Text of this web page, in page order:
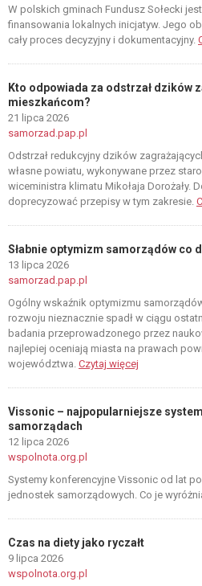
W polskich gminach Fundusz Sołecki
finansowania lokalnych inicjatyw. Jego
cały proces decyzyjny i dokumentacyjny.
Kto odpowiada za odstrzał dzików
mieszkańcom?
21 lipca 2026
samorzad.pap.pl
Odstrzał redukcyjny dzików
własne powiatu, wykonywane przez
wiceministra klimatu Mikołaja Dorożały.
doprecyzować przepisy w tym zakresie.
Słabnie optymizm samorządów co
13 lipca 2026
samorzad.pap.pl
Ogólny wskaźnik optymizmu
rozwoju nieznacznie spadł w ciągu
badania przeprowadzonego przez
najlepiej oceniają miasta na prawach
województwa. Czytaj więcej
Vissonic – najpopularniejsze
samorządach
12 lipca 2026
wspolnota.org.pl
Systemy konferencyjne Vissonic od lat
jednostek samorządowych. Co je
Czas na diety jako ryczałt
9 lipca 2026
wspolnota.org.pl